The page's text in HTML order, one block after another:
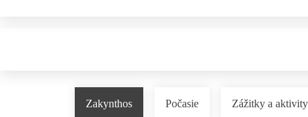
Zakynthos Počasie Zážitky a aktivity